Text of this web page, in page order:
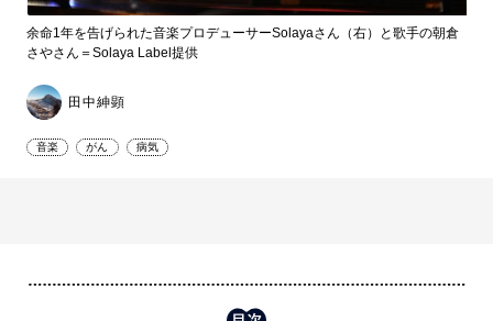
余命1年を告げられた音楽プロデューサーSolayaさん（右）と歌手の朝倉
さやさん＝Solaya Label提供
田中紳顕
音楽 がん 病気